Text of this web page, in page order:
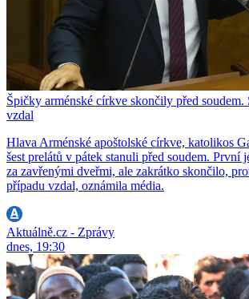
Špičky arménské církve skončily před soudem.
vzdal
Hlava Arménské apoštolské církve, katolikos
šest prelátů v pátek stanuli před soudem. První
za zavřenými dveřmi, ale zakrátko skončilo,
případu vzdal, oznámila média.
Aktuálně.cz - Zprávy
dnes, 19:30